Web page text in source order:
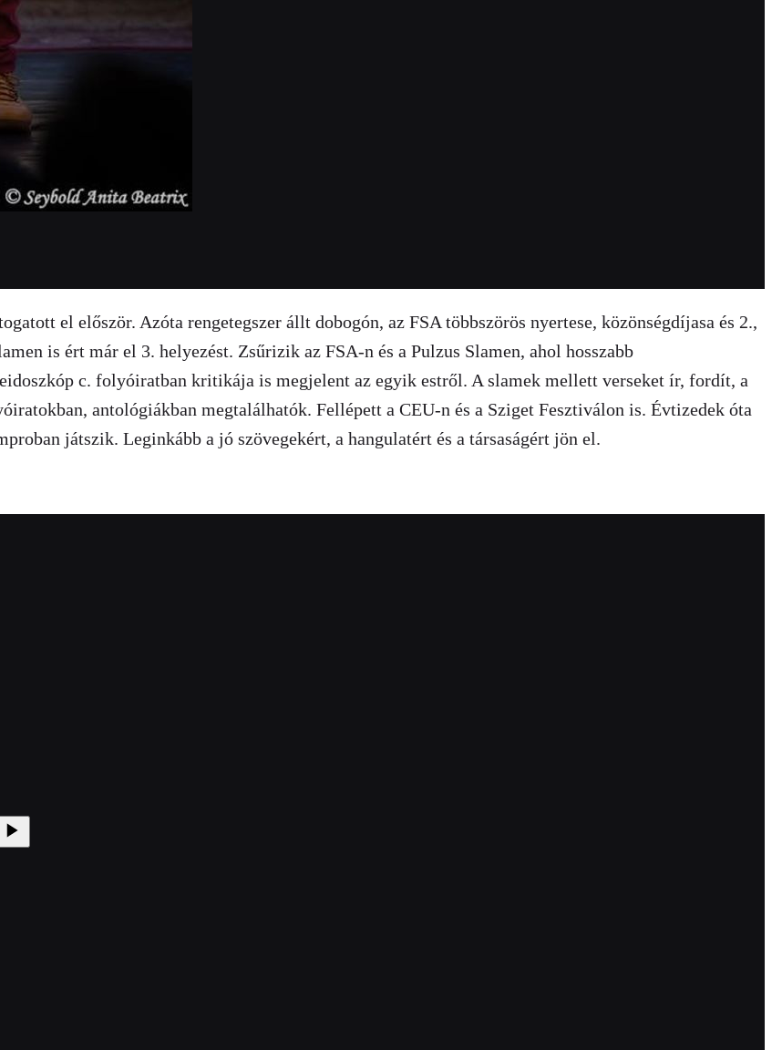
el először. Azóta rengetegszer állt dobogón, az FSA többszörös nyertese, közönségdíjasa és 2.,
is ért már el 3. helyezést. Zsűrizik az FSA-n és a Pulzus Slamen, ahol hosszabb
c. folyóiratban kritikája is megjelent az egyik estről. A slamek mellett verseket ír, fordít, a
antológiákban megtalálhatók. Fellépett a CEU-n és a Sziget Fesztiválon is. Évtizedek óta
játszik. Leginkább a jó szövegekért, a hangulatért és a társaságért jön el.